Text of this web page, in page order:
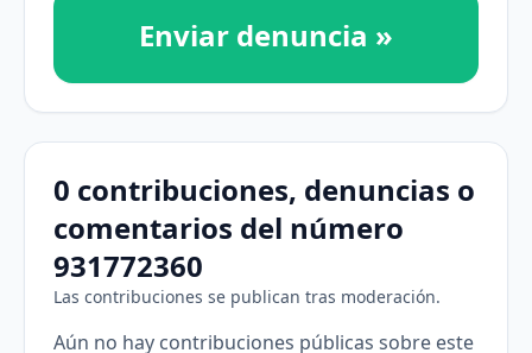
Enviar denuncia »
0 contribuciones, denuncias o
comentarios del número
931772360
Las contribuciones se publican tras moderación.
Aún no hay contribuciones públicas sobre este